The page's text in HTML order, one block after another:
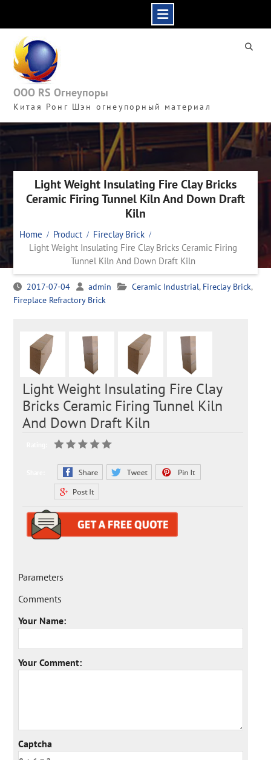
content
ООО RS Огнеупоры
Китая Ронг Шэн огнеупорный материал
Light Weight Insulating Fire Clay Bricks
Ceramic Firing Tunnel Kiln And Down Draft
Kiln
Home Product
Fireclay Brick
Light Weight Insulating Fire Clay Bricks Ceramic Firing
Tunnel Kiln And Down Draft Kiln
2017-07-04 admin Ceramic Industrial, Fireclay Brick,
Fireplace Refractory Brick
Light Weight Insulating Fire Clay
Bricks Ceramic Firing Tunnel Kiln
And Down Draft Kiln
Parameters
Comments
Your Name:
Your Comment:
Captcha